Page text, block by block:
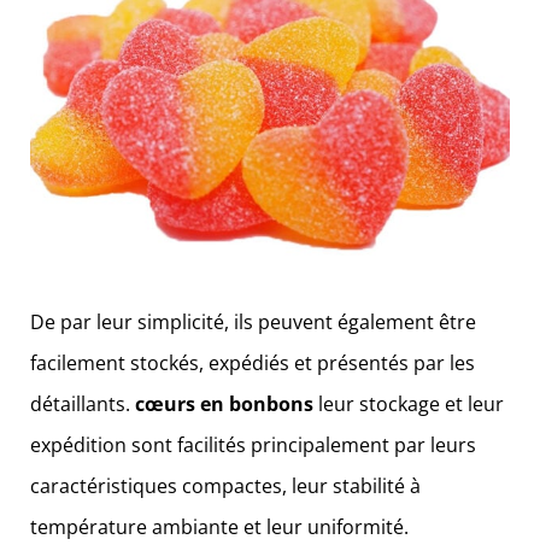
De par leur simplicité, ils peuvent également être
facilement stockés, expédiés et présentés par les
détaillants.cœurs en bonbons leur stockage et leur
expédition sont facilités principalement par leurs
caractéristiques compactes, leur stabilité à
température ambiante et leur uniformité.